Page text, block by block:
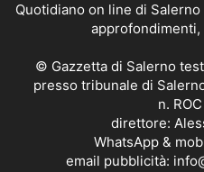
Quotidiano on line di
© Gazzetta di Salerno
presso tribunale di
n.
direttore:
WhatsApp &
email pubblicità: